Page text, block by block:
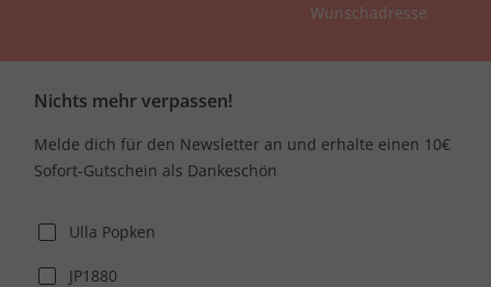
Wunschadresse
Nichts mehr verpassen!
Melde dich für den Newsletter an und erhalte einen 10€
Sofort-Gutschein als Dankeschön
Ulla Popken
JP1880